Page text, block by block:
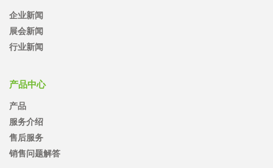
企业新闻
展会新闻
行业新闻
产品中心
产品
服务介绍
售后服务
销售问题解答